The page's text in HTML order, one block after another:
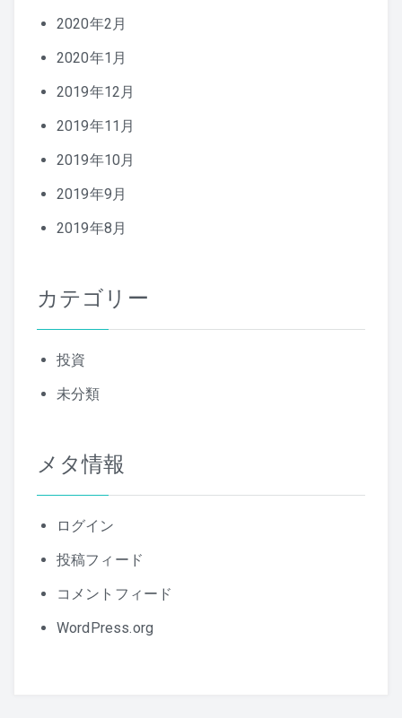
2020年2月
2020年1月
2019年12月
2019年11月
2019年10月
2019年9月
2019年8月
カテゴリー
投資
未分類
メタ情報
ログイン
投稿フィード
コメントフィード
WordPress.org